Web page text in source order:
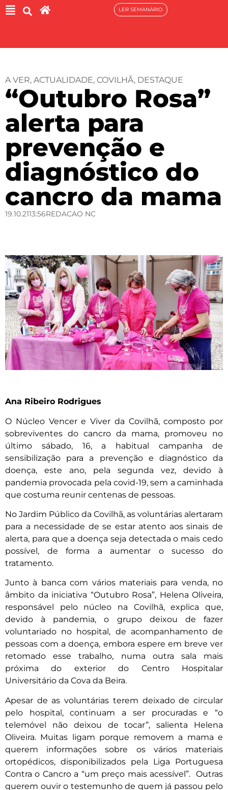
LER SEMANÁRIO
A VER, ACTUALIDADE, COVILHÃ, DESTAQUE
“Outubro Rosa”
alerta para
prevenção e
diagnóstico do
cancro da mama
19.10.2113:56REDACAO NC
Ana Ribeiro Rodrigues
O Núcleo Vencer e Viver da Covilhã, composto por
sobreviventes do cancro da mama, promoveu no
último sábado, 16, a habitual campanha de
sensibilização para a prevenção e diagnóstico da
doença, este ano, pela segunda vez, devido à
pandemia provocada pela covid-19, sem a caminhada
que costuma reunir centenas de pessoas.
No Jardim Público da Covilhã, as voluntárias alertaram
para a necessidade de se estar atento aos sinais de
alerta, para que a doença seja detectada o mais cedo
possível, de forma a aumentar o sucesso do
tratamento.
Junto à banca com vários materiais para venda, no
âmbito da iniciativa “Outubro Rosa”, Helena Oliveira,
responsável pelo núcleo na Covilhã, explica que,
devido à pandemia, o grupo deixou de fazer
voluntariado no hospital, de acompanhamento de
pessoas com a doença, embora espere em breve ver
retomado esse trabalho, numa outra sala mais
próxima do exterior do Centro Hospitalar
Universitário da Cova da Beira.
Apesar de as voluntárias terem deixado de circular
pelo hospital, continuam a ser procuradas e “o
telemóvel não deixou de tocar”, salienta Helena
Oliveira. Muitas ligam porque removem a mama e
querem informações sobre os vários materiais
ortopédicos, disponibilizados pela Liga Portuguesa
Contra o Cancro a “um preço mais acessível”. Outras
querem ouvir o testemunho de quem já passou pelo